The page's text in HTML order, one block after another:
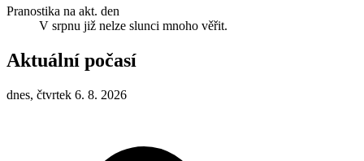
Pranostika na akt. den
V srpnu již nelze slunci mnoho věřit.
Aktuální počasí
dnes, čtvrtek 6. 8. 2026